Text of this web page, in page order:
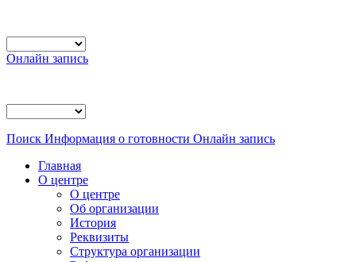
Онлайн запись
Поиск Информация о готовности Онлайн запись
Главная
О центре
О центре
Об организации
История
Реквизиты
Структура организации